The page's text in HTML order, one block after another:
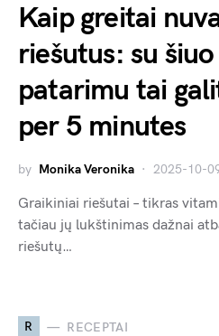
Kaip greitai
riešutus: su
patarimu tai
per 5 minutes
by Monika Veronika 2025-10-
Graikiniai riešutai – tikras
tačiau jų lukštinimas dažnai
riešutų…
R RECEPTAI